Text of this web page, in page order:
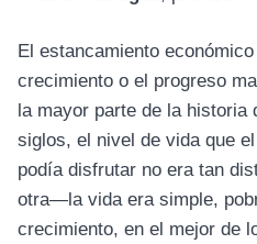
El estancamiento
crecimiento o el progreso
la mayor parte de la historia
siglos, el nivel de vida que
podía disfrutar no era tan
otra—la vida era simple,
crecimiento, en el mejor de